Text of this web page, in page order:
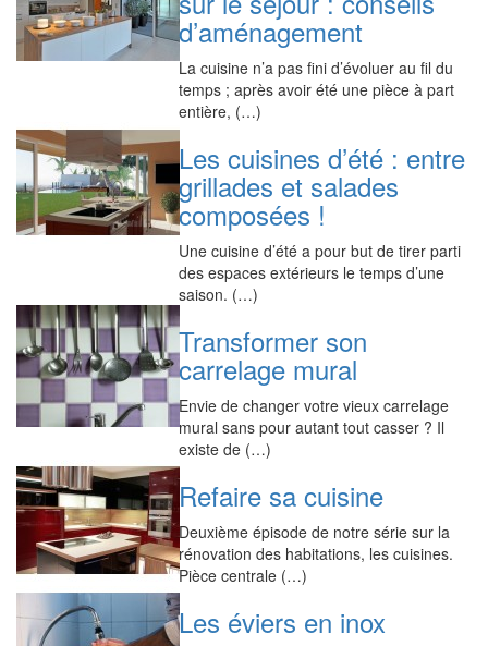
d’aménagement
La cuisine n’a pas fini d’évoluer au fil du
temps ; après avoir été une pièce à part
entière, (…)
Les cuisines d’été : entre
grillades et salades
composées !
Une cuisine d’été a pour but de tirer parti
des espaces extérieurs le temps d’une
saison. (…)
Transformer son
carrelage mural
Envie de changer votre vieux carrelage
mural sans pour autant tout casser ? Il
existe de (…)
Refaire sa cuisine
Deuxième épisode de notre série sur la
rénovation des habitations, les cuisines.
Pièce centrale (…)
Les éviers en inox